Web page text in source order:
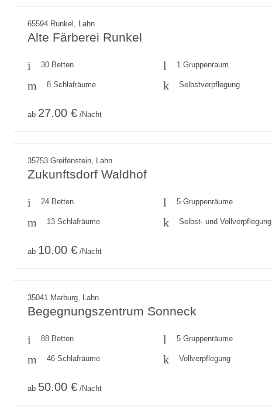
65594 Runkel, Lahn
Alte Färberei Runkel
30 Betten 1 Gruppenraum
8 Schlafräume Selbstverpflegung
ab 27.00 € /Nacht
35753 Greifenstein, Lahn
Zukunftsdorf Waldhof
24 Betten 5 Gruppenräume
13 Schlafräume Selbst- und Vollverpflegung
ab 10.00 € /Nacht
35041 Marburg, Lahn
Begegnungszentrum Sonneck
88 Betten 5 Gruppenräume
46 Schlafräume Vollverpflegung
ab 50.00 € /Nacht